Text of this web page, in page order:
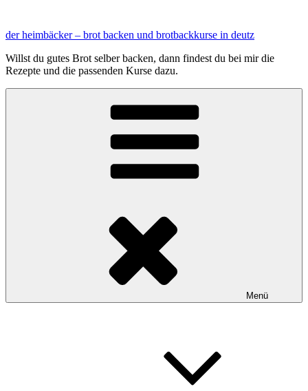
springen
der heimbäcker – brot backen und brotbackkurse in deutz
Willst du gutes Brot selber backen, dann findest du bei mir die
Rezepte und die passenden Kurse dazu.
Menü